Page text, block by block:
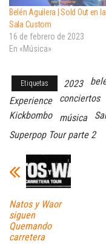
Belén Aguilera | Sold Out en la
Sala Custom
16 de febrero de 2023
En «Música»
Etiquetas 2023
Experience
conciertos
Kickbombo
música
Superpop Tour parte 2
Natos y Waor
siguen
Quemando
carretera